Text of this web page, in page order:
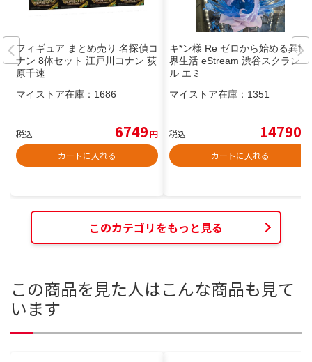
フィギュア まとめ売り 名探偵コ
ナン 8体セット 江戸川コナン 荻
原千速
マイストア在庫： 1686
税込 6749円
カートに入れる
キ*ン様 Re ゼロから始める異世
界生活 eStream 渋谷スクランブ
ル エミ
マイストア在庫： 1351
税込 14790
カートに入れる
このカテゴリをもっと見る
この商品を見た人はこんな商品も見て
います